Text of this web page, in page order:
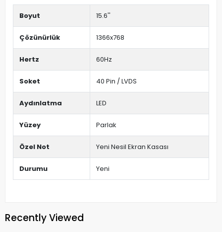
Boyut 15.6''
Çözünürlük 1366x768
Hertz 60Hz
Soket 40 Pin / LVDS
Aydınlatma LED
Yüzey Parlak
Özel Not Yeni Nesil Ekran Kasası
Durumu Yeni
Recently Viewed